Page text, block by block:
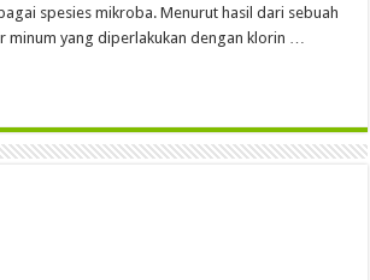
spesies mikroba. Menurut hasil dari sebuah
minum yang diperlakukan dengan klorin …